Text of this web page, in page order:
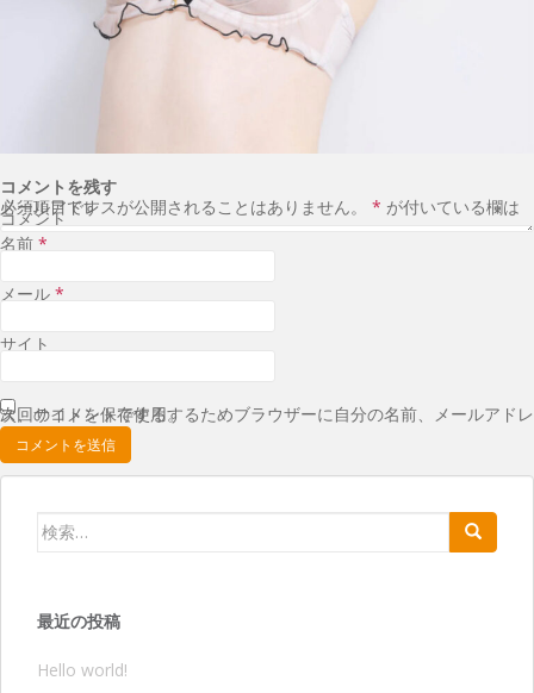
コメントを残す
メールアドレスが公開されることはありません。
*
が付いている欄は必須項目です
コメント
名前 *
メール *
サイト
次回のコメントで使用するためブラウザーに自分の名前、メールアドレス、サイトを保存する。
最近の投稿
Hello world!